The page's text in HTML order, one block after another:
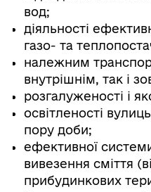
вод;
діяльності
газо- та
належним
внутрішнім, так і
розгалуженості і
освітленості
пору доби;
ефективної
вивезення сміття
прибудинкових